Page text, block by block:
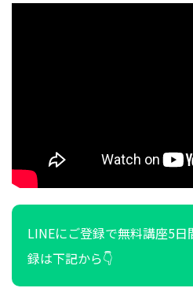
LINEにご登録で無料講座5
録は下記から👇